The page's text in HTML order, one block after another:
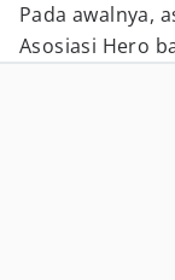
Pada awalnya,
Asosiasi Hero